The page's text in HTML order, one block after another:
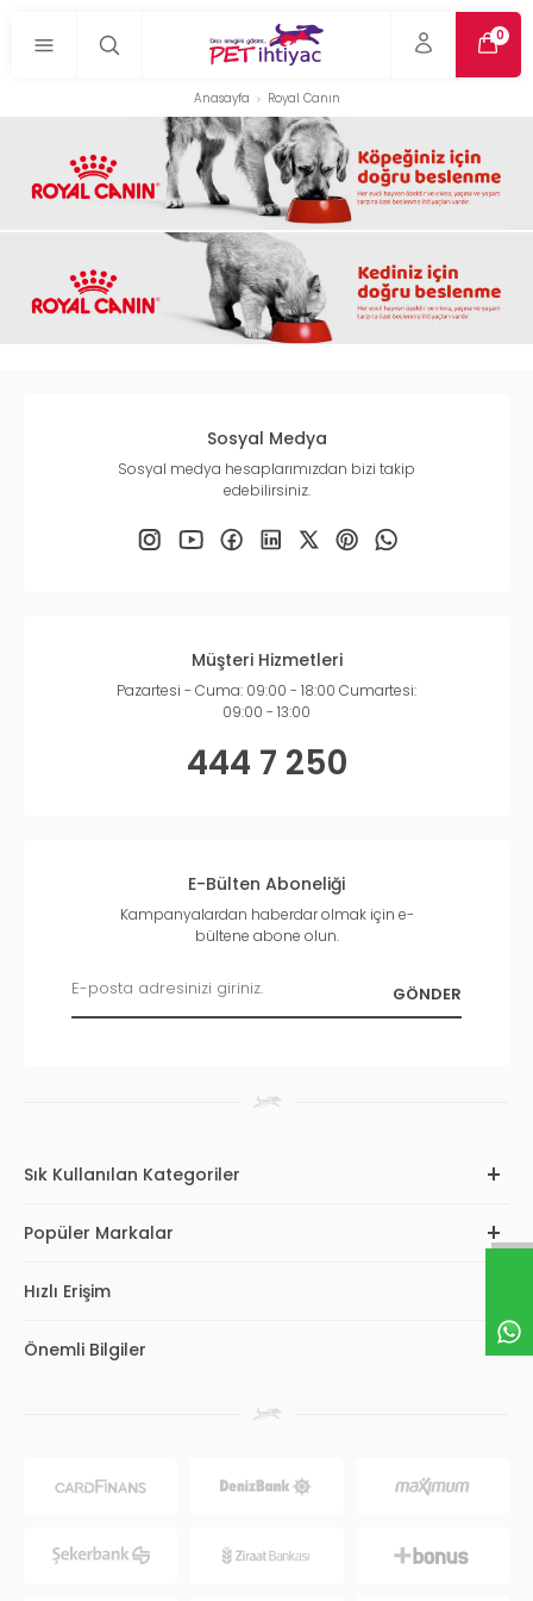
0
Anasayfa Royal Canın
Sosyal Medya
Sosyal medya hesaplarımızdan bizi takip
edebilirsiniz.
Müşteri Hizmetleri
Pazartesi - Cuma: 09:00 - 18:00 Cumartesi:
09:00 - 13:00
444 7 250
E-Bülten Aboneliği
Kampanyalardan haberdar olmak için e-
bültene abone olun.
Sık Kullanılan Kategoriler
Popüler Markalar
Hızlı Erişim
Önemli Bilgiler